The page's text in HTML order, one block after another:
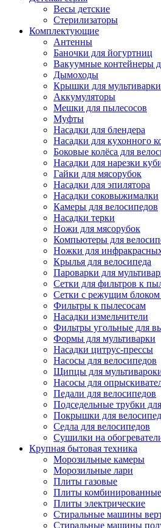
Весы детские
Стерилизаторы
Комплектующие
Антенны
Баночки для йогуртниц
Вакуумные контейнеры
Дымоходы
Крышки для мультиварки
Аккумуляторы
Мешки для пылесосов
Муфты
Насадки для блендера
Насадки для кухонного
Боковые колёса для
Насадки для нарезки
Гайки для мясорубок
Насадки для эпилятора
Насадки соковыжималки
Камеры для велосипедов
Насадки терки
Ножи для мясорубок
Компьютеры для
Ножки для инфракрасных
Крылья для велосипеда
Пароварки для
Сетки для фильтров к
Сетки с режущим блоком
Фильтры к пылесосам
Насадки измельчители
Фильтры угольные для
Формы для мультиварки
Насадки цитрус-прессы
Насосы для велосипедов
Щипцы для
Насосы для
Педали для велосипедов
Подседельные трубки
Покрышки для
Седла для велосипедов
Сушилки на
Крупная бытовая техника
Морозильные камеры
Морозильные лари
Плиты газовые
Плиты комбинированные
Плиты электрические
Стиральные машины
Стиральные машины